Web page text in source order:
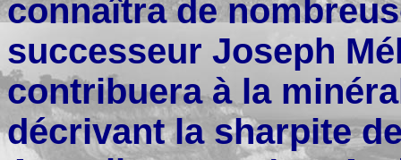
connaîtra de
successeur Joseph
contribuera à la
décrivant la sharpite